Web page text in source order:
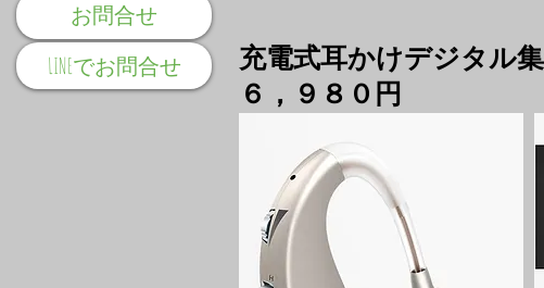
お問合せ
LINEでお問合せ
充電式耳かけデジタル
６，９８０円